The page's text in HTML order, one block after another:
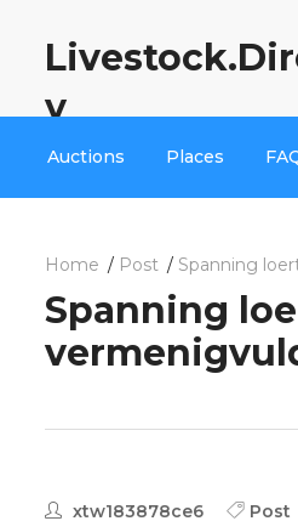
y
Auctions Places
Home Post Spanning
Spanning
xtw183878ce6 Post